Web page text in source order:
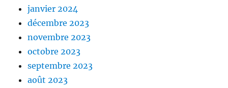
janvier 2024
décembre 2023
novembre 2023
octobre 2023
septembre 2023
août 2023